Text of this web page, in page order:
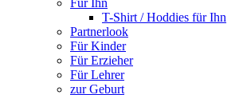
T-Shirt / Hoddies für Ihn
Partnerlook
Für Kinder
Für Erzieher
Für Lehrer
zur Geburt